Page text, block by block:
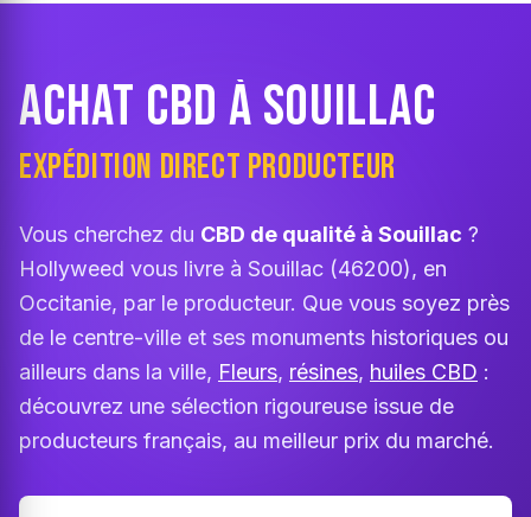
ACHAT CBD À SOUILLAC
EXPÉDITION DIRECT PRODUCTEUR
Vous cherchez du CBD de qualité à Souillac ?
Hollyweed vous livre à Souillac (46200), en
Occitanie, par le producteur. Que vous soyez près
de le centre-ville et ses monuments historiques ou
ailleurs dans la ville, Fleurs, résines, huiles CBD :
découvrez une sélection rigoureuse issue de
producteurs français, au meilleur prix du marché.